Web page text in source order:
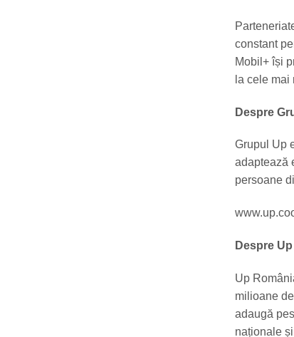
constant
Mobil+ își
la cele
Despre
Grupul Up
adaptează
persoane
Despre
Up
milioane
adaugă
naționale